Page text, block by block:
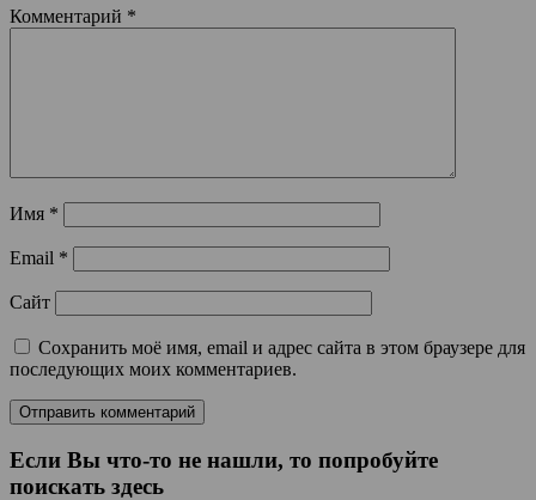
Комментарий *
Имя *
Email *
Сайт
Сохранить моё имя, email и адрес сайта в этом браузере для
последующих моих комментариев.
Если Вы что-то не нашли, то попробуйте
поискать здесь